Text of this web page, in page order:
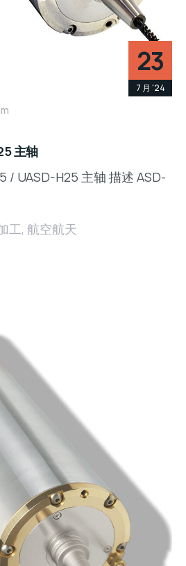
23
7 月 '24
主轴
/ UASD-H25 主轴 描述 ASD-
工, 航空航天